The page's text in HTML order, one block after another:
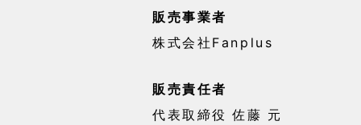
販売事業者
株式会社Fanplus
販売責任者
代表取締役 佐藤 元